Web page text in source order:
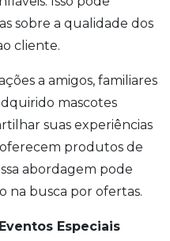
sobre a qualidade dos
cliente.
a amigos, familiares
mascotes
suas experiências
produtos de
abordagem pode
na busca por ofertas.
Especiais